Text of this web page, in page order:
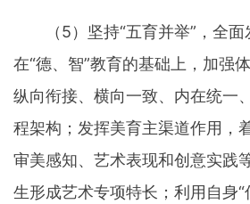
（5）坚持“五育并举”，全面
在“德、智”教育的基础上，加强
纵向衔接、横向一致、内在统一
程架构；发挥美育主渠道作用，
审美感知、艺术表现和创意实践
生形成艺术专项特长；利用自身“